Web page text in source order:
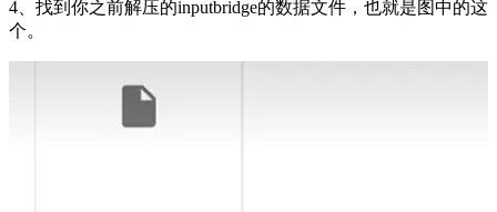
4、找到你之前解压的inputbridge的数据文件，也就是图中的这
个。